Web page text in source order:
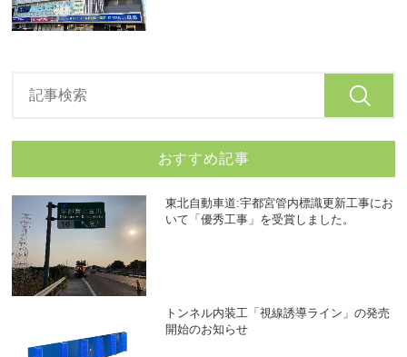
おすすめ記事
東北自動車道:宇都宮管内標識更新工事にお
いて「優秀工事」を受賞しました。
トンネル内装工「視線誘導ライン」の発売
開始のお知らせ